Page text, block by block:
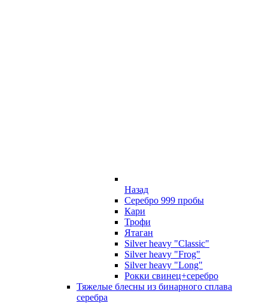
Назад
Серебро 999 пробы
Кари
Трофи
Ятаган
Silver heavy "Classic"
Silver heavy "Frog"
Silver heavy "Long"
Рокки свинец+серебро
Тяжелые блесны из бинарного сплава
серебра